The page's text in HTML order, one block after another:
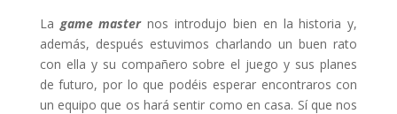
La game master nos introdujo bien en la historia y,
además, después estuvimos charlando un buen rato
con ella y su compañero sobre el juego y sus planes
de futuro, por lo que podéis esperar encontraros con
un equipo que os hará sentir como en casa. Sí que nos